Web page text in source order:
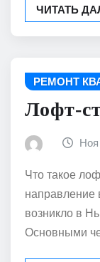
ЧИТАТЬ
РЕМОНТ
Лофт-
Что такое
направление
возникло в
Основными